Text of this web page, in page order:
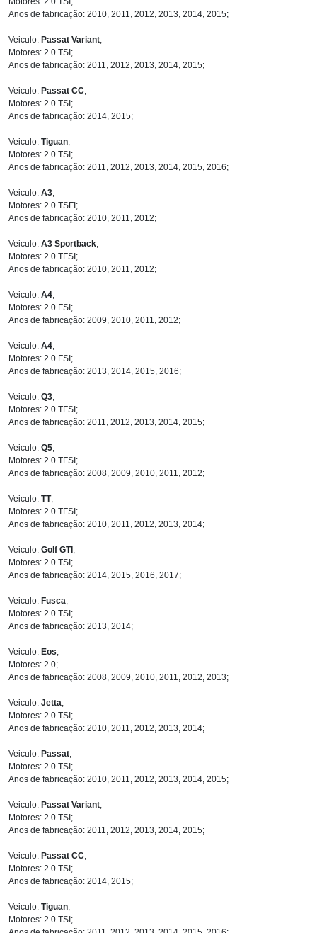
Anos de fabricação: 2010, 2011, 2012, 2013, 2014, 2015;
Veiculo: Passat Variant;
Motores: 2.0 TSI;
Anos de fabricação: 2011, 2012, 2013, 2014, 2015;
Veiculo: Passat CC;
Motores: 2.0 TSI;
Anos de fabricação: 2014, 2015;
Veiculo: Tiguan;
Motores: 2.0 TSI;
Anos de fabricação: 2011, 2012, 2013, 2014, 2015, 2016;
Veiculo: A3;
Motores: 2.0 TSFI;
Anos de fabricação: 2010, 2011, 2012;
Veiculo: A3 Sportback;
Motores: 2.0 TFSI;
Anos de fabricação: 2010, 2011, 2012;
Veiculo: A4;
Motores: 2.0 FSI;
Anos de fabricação: 2009, 2010, 2011, 2012;
Veiculo: A4;
Motores: 2.0 FSI;
Anos de fabricação: 2013, 2014, 2015, 2016;
Veiculo: Q3;
Motores: 2.0 TFSI;
Anos de fabricação: 2011, 2012, 2013, 2014, 2015;
Veiculo: Q5;
Motores: 2.0 TFSI;
Anos de fabricação: 2008, 2009, 2010, 2011, 2012;
Veiculo: TT;
Motores: 2.0 TFSI;
Anos de fabricação: 2010, 2011, 2012, 2013, 2014;
Veiculo: Golf GTI;
Motores: 2.0 TSI;
Anos de fabricação: 2014, 2015, 2016, 2017;
Veiculo: Fusca;
Motores: 2.0 TSI;
Anos de fabricação: 2013, 2014;
Veiculo: Eos;
Motores: 2.0;
Anos de fabricação: 2008, 2009, 2010, 2011, 2012, 2013;
Veiculo: Jetta;
Motores: 2.0 TSI;
Anos de fabricação: 2010, 2011, 2012, 2013, 2014;
Veiculo: Passat;
Motores: 2.0 TSI;
Anos de fabricação: 2010, 2011, 2012, 2013, 2014, 2015;
Veiculo: Passat Variant;
Motores: 2.0 TSI;
Anos de fabricação: 2011, 2012, 2013, 2014, 2015;
Veiculo: Passat CC;
Motores: 2.0 TSI;
Anos de fabricação: 2014, 2015;
Veiculo: Tiguan;
Motores: 2.0 TSI;